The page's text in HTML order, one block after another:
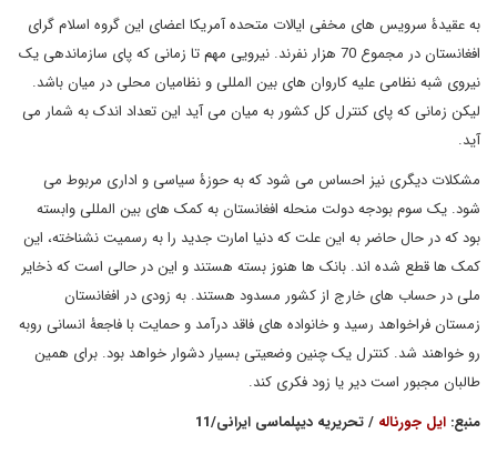
به عقیدۀ سرویس های مخفی ایالات متحده آمریکا اعضای این گروه اسلام گرای
افغانستان در مجموع 70 هزار نفرند. نیرویی مهم تا زمانی که پای سازماندهی یک
نیروی شبه نظامی علیه کاروان های بین المللی و نظامیان محلی در میان باشد.
لیکن زمانی که پای کنترل کل کشور به میان می آید این تعداد اندک به شمار می
آید.
مشکلات دیگری نیز احساس می شود که به حوزۀ سیاسی و اداری مربوط می
شود. یک سوم بودجه دولت منحله افغانستان به کمک های بین المللی وابسته
بود که در حال حاضر به این علت که دنیا امارت جدید را به رسمیت نشناخته، این
کمک ها قطع شده اند. بانک ها هنوز بسته هستند و این در حالی است که ذخایر
ملی در حساب های خارج از کشور مسدود هستند. به زودی در افغانستان
زمستان فراخواهد رسید و خانواده های فاقد درآمد و حمایت با فاجعۀ انسانی روبه
رو خواهند شد. کنترل یک چنین وضعیتی بسیار دشوار خواهد بود. برای همین
طالبان مجبور است دیر یا زود فکری کند.
منبع: ایل جورناله / تحریریه دیپلماسی ایرانی/11